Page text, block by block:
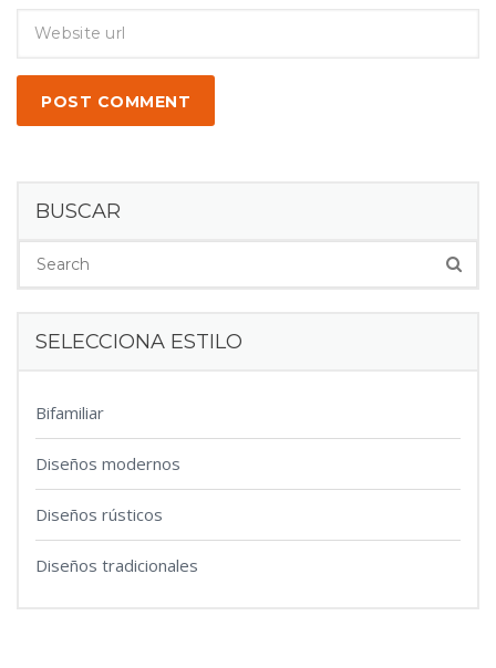
POST COMMENT
BUSCAR
SELECCIONA ESTILO
Bifamiliar
Diseños modernos
Diseños rústicos
Diseños tradicionales